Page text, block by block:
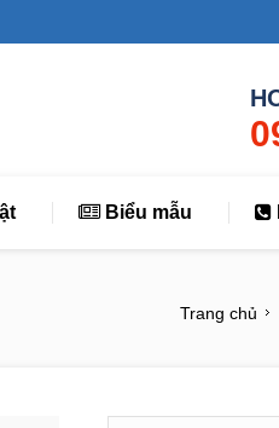
Biểu mẫu
Trang chủ